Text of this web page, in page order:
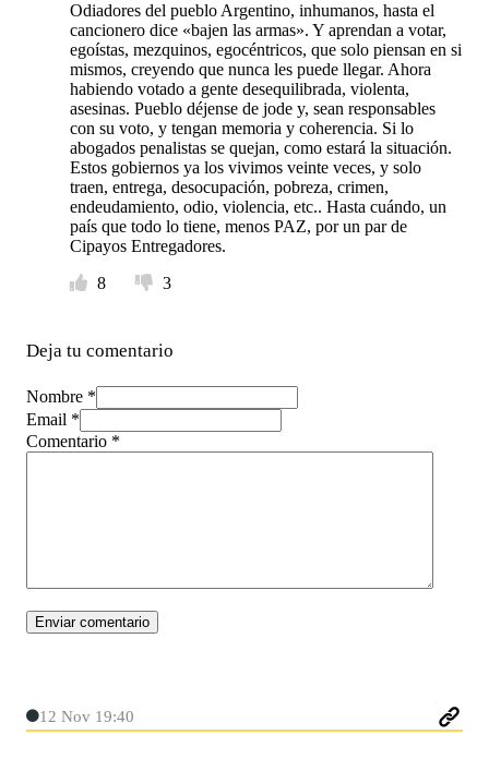
Odiadores del pueblo Argentino, inhumanos, hasta el
cancionero dice «bajen las armas». Y aprendan a votar,
egoístas, mezquinos, egocéntricos, que solo piensan en si
mismos, creyendo que nunca les puede llegar. Ahora
habiendo votado a gente desequilibrada, violenta,
asesinas. Pueblo déjense de jode y, sean responsables
con su voto, y tengan memoria y coherencia. Si lo
abogados penalistas se quejan, como estará la situación.
Estos gobiernos ya los vivimos veinte veces, y solo
traen, entrega, desocupación, pobreza, crimen,
endeudamiento, odio, violencia, etc.. Hasta cuándo, un
país que todo lo tiene, menos PAZ, por un par de
Cipayos Entregadores.
8
3
Deja tu comentario
Nombre *
Email *
Comentario *
12 Nov 19:40